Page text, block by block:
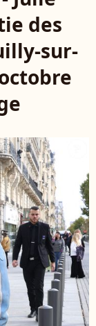
des
sur-